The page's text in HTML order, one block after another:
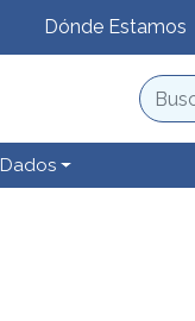
Dónde Estamos
Dados